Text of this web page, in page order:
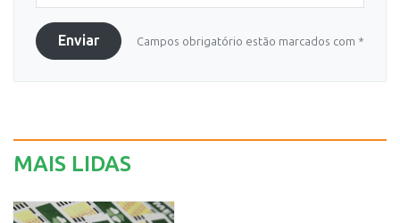
Enviar Campos obrigatório estão marcados com *
MAIS LIDAS